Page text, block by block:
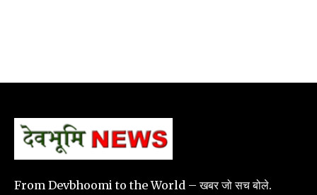
From Devbhoomi to the World – खबर जो सच बोले.